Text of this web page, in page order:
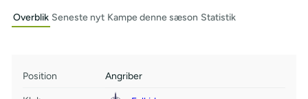
Overblik Seneste nyt Kampe denne sæson Statistik
Position Angriber